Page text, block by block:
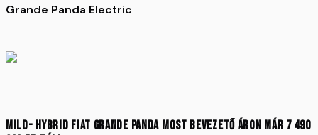
Grande Panda Electric
Mild- Hybrid Fiat Grande Panda Most bevezető áron már 7 490